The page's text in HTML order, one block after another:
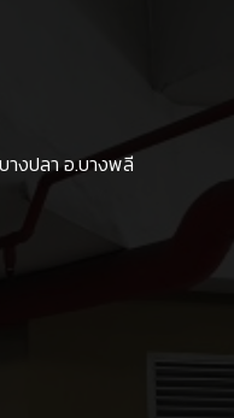
างปลา อ.บางพลี